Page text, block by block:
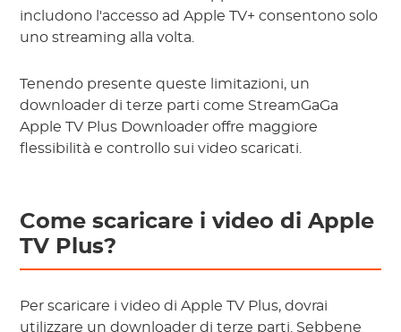
includono l'accesso ad Apple TV+ consentono solo
uno streaming alla volta.
Tenendo presente queste limitazioni, un
downloader di terze parti come StreamGaGa
Apple TV Plus Downloader offre maggiore
flessibilità e controllo sui video scaricati.
Come scaricare i video di Apple
TV Plus?
Per scaricare i video di Apple TV Plus, dovrai
utilizzare un downloader di terze parti. Sebbene